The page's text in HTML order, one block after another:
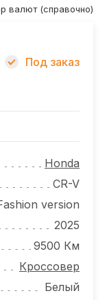
валют (справочно)
Под заказ
Honda
CR-V
version
2025
9500 Км
Кроссовер
Белый